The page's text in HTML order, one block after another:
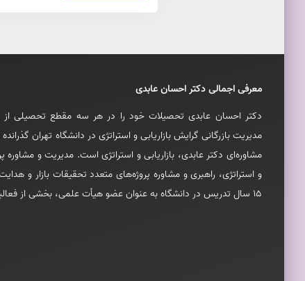
معرفی اجمالی دکتر احسان عابدی
دکتر احسان عابدی تحصيلات خود را در هر سه مقطع تحصيلی
مديريت بازرگانی گرايش بازاريابی و استراتژی در دانشگاه تهران
مشاوره‌ای دکتر عابدی، بازاريابی و استراتژی است. مديريت و مشاوره
15 سال تدريس در دانشگاه به عنوان عضو هيأت علمی، بخشی از فعاليت‌های ايشان می‌باشد.